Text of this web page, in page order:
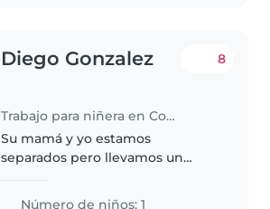
Diego Gonzalez
Trabajo para niñera en Coyoacán
8
Su mamá y yo estamos
separados pero llevamos un
sano y nuestra hija es la prioridad
Número de niños: 1